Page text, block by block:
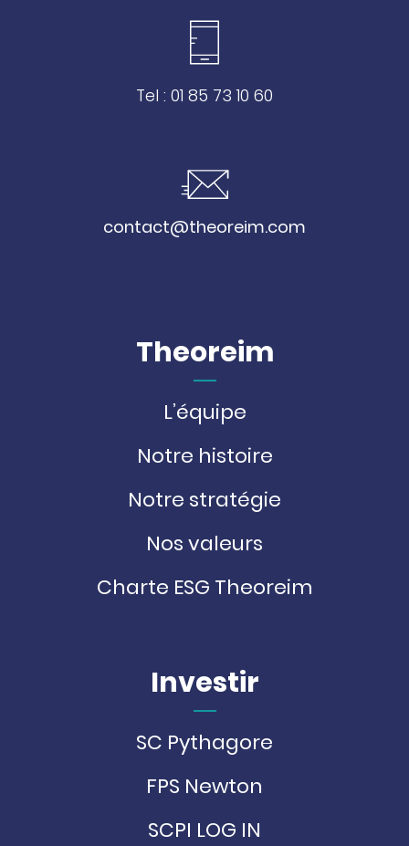
Tel : 01 85 73 10 60
contact@theoreim.com
Theoreim
L’équipe
Notre histoire
Notre stratégie
Nos valeurs
Charte ESG Theoreim
Investir
SC Pythagore
FPS Newton
SCPI LOG IN